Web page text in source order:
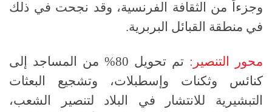
وجزءاً من الثقافة الفرنسية، وقد نجحت في ذلك
في منطقة القبائل البربرية.
محور التنصير:
تم تحويل 80% من المساجد إلى
كنائس وثكنات وإسطبلات، وتشجيع البعثات
التبشيرية للانتشار في البلاد لتنصير الشعب،